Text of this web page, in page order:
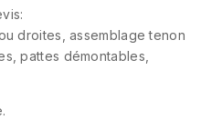
droites, assemblage tenon
pattes démontables,